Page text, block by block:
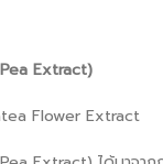
Extract)
Flower Extract